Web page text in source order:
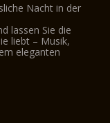
Nacht in der
lassen Sie die
liebt – Musik,
eleganten